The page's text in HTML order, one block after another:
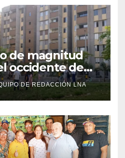
de magnitud
occidente de
graves daños
DE REDACCIÓN LNA